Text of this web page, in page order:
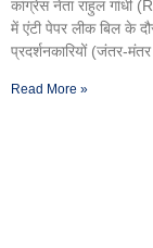
कांग्रेस नेता राहुल गांंधी
में एंटी पेपर लीक बिल के
प्रदर्शनकारियों (जंतर-मंतर
Read More »